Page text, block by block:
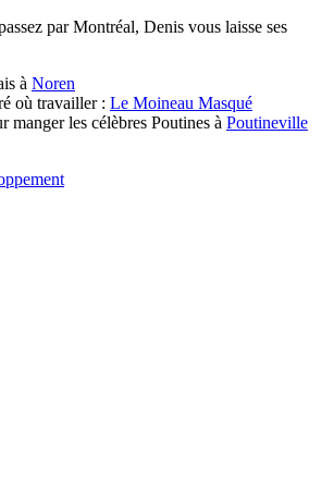
par Montréal, Denis vous laisse ses
à Noren
où travailler : Le Moineau Masqué
manger les célèbres Poutines à Poutineville